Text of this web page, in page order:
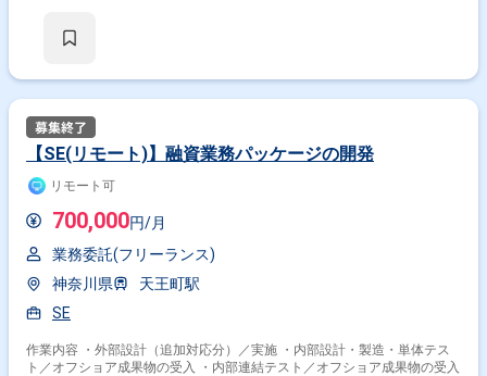
【SE(リモート)】融資業務パッケージの開発
リモート可
700,000円/月
業務委託(フリーランス)
神奈川県
天王町駅
SE
作業内容 ・外部設計（追加対応分）／実施 ・内部設計・製造・単体テス
ト／オフショア成果物の受入 ・内部連結テスト／オフショア成果物の受入